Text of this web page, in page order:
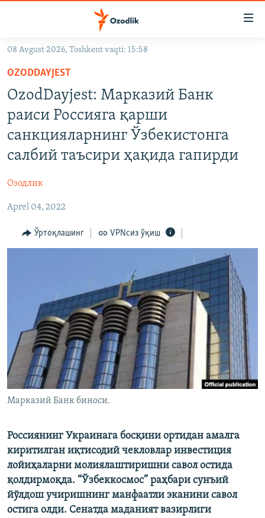
Асосий
навигацияга
ўтинг
Қидиришга
ўтинг
OZODVIDEO
OZODARXIV
На русском
Озодлик бошқа тилларда
08 Avgust 2026, Toshkent vaqti: 15:58
OZODDAYJEST
OzodDayjest: Марказий Банк
раиси Россияга қарши
санкцияларнинг Ўзбекистонга
салбий таъсири ҳақида гапирди
Озодлик
Aprel 04, 2022
Ўртоқлашинг VPNсиз ўқиш
Марказий Банк биноси.
Россиянинг Украинага босқини ортидан амалга
киритилган иқтисодий чекловлар инвестиция
лойиҳаларни молиялаштиришни савол остида
қолдирмоқда. “Ўзбеккосмос” раҳбари сунъий
йўлдош учиришнинг манфаатли эканини савол
остига олди. Сенатда маданият вазирлиги